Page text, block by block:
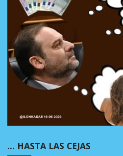
… HASTA LAS CEJAS